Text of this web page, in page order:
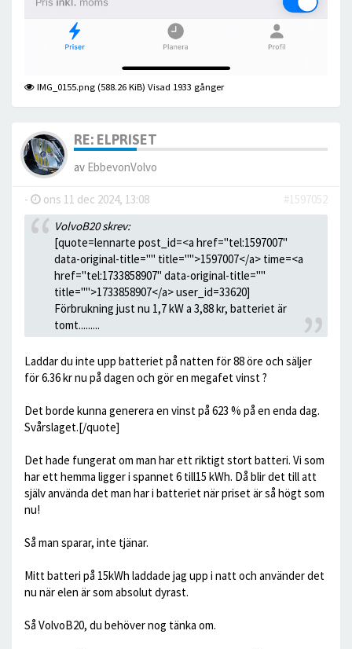
IMG_0155.png (588.26 KiB) Visad 1933 gånger
RE: ELPRISET
av EbbevonVolvo
- ons 11 dec 2024, 13:08
#1597052
VolvoB20 skrev:
[quote=lennarte post_id=<a href="tel:1597007"
data-original-title="" title="">1597007</a> time=<a
href="tel:1733858907" data-original-title=""
title="">1733858907</a> user_id=33620]
Förbrukning just nu 1,7 kW a 3,88 kr, batteriet är
tomt.........
Laddar du inte upp batteriet på natten för 88 öre och säljer
för 6.36 kr nu på dagen och gör en megafet vinst ?
Det borde kunna generera en vinst på 623 % på en enda dag.
Svårslaget.[/quote]
Det hade fungerat om man har ett riktigt stort batteri. Vi som
har ett hemma ligger i spannet 6 till15 kWh. Då blir det till att
själv använda det man har i batteriet när priset är så högt som
nu!
Så man sparar, inte tjänar.
Mitt batteri på 15kWh laddade jag upp i natt och använder det
nu när elen är som absolut dyrast.
Så VolvoB20, du behöver nog tänka om.